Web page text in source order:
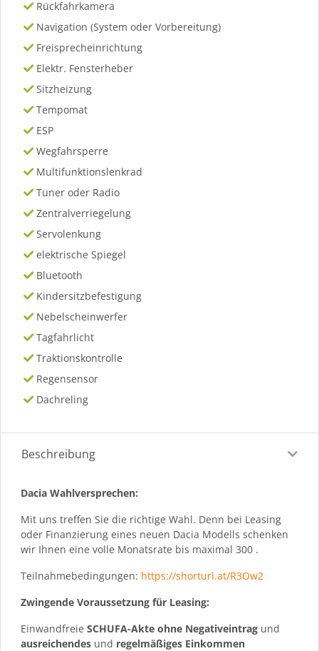
Rückfahrkamera
Navigation (System oder Vorbereitung)
Freisprecheinrichtung
Elektr. Fensterheber
Sitzheizung
Tempomat
ESP
Wegfahrsperre
Multifunktionslenkrad
Tuner oder Radio
Zentralverriegelung
Servolenkung
elektrische Spiegel
Bluetooth
Kindersitzbefestigung
Nebelscheinwerfer
Tagfahrlicht
Traktionskontrolle
Regensensor
Dachreling
Beschreibung
Dacia Wahlversprechen:
Mit uns treffen Sie die richtige Wahl. Denn bei Leasing
oder Finanzierung eines neuen Dacia Modells schenken
wir Ihnen eine volle Monatsrate bis maximal 300 .
Teilnahmebedingungen: https://shorturl.at/R3Ow2
Zwingende Voraussetzung für Leasing:
Einwandfreie SCHUFA-Akte ohne Negativeintrag und
ausreichendes und regelmäßiges Einkommen